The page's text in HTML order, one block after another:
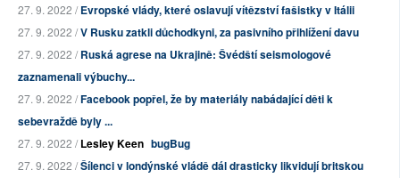
27. 9. 2022 /Evropské vlády, které oslavují vítězství fašistky v Itálii
27. 9. 2022 /V Rusku zatkli důchodkyni, za pasivního přihlížení davu
27. 9. 2022 /Ruská agrese na Ukrajině: Švédští seismologové
zaznamenali výbuchy...
27. 9. 2022 /Facebook popřel, že by materiály nabádající děti k
sebevraždě byly ...
27. 9. 2022 /Lesley Keen bugBug
27. 9. 2022 /Šílenci v londýnské vládě dál drasticky likvidují britskou